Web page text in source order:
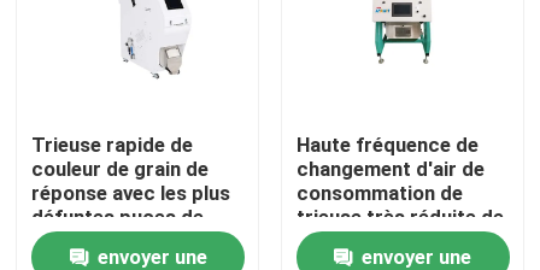
Accueil
A propos de nous
Trieuse rapide de
couleur de grain de
réponse avec les plus
défuntes puces de
FPGA
envoyer une
Haute fréquence de
changement d'air de
consommation de
trieuse très réduite de
grain
envoyer une